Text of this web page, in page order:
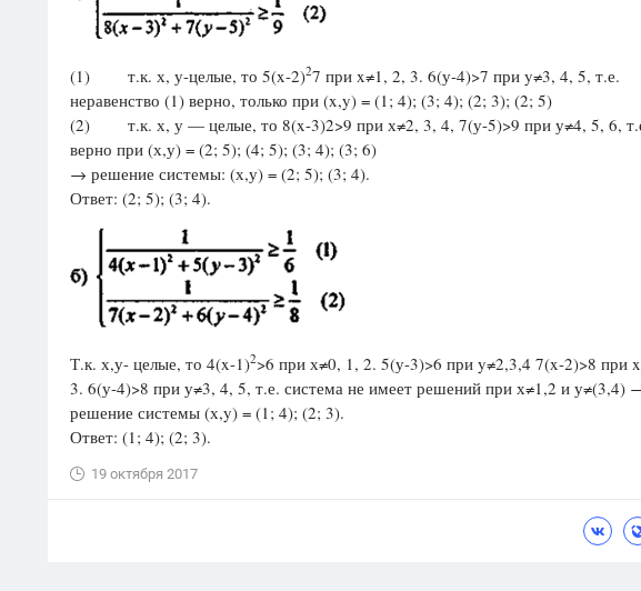
(1) т.к. х, у-целые, то 5(x-2)27 при x≠1, 2, 3. 6(у-4)>7 при y≠3, 4, 5, т.е.
неравенство (1) верно, только при (x,y) = (1; 4); (3; 4); (2; 3); (2; 5)
(2) т.к. х, у — целые, то 8(x-3)2>9 при х≠2, 3, 4, 7(у-5)>9 при у≠4, 5, 6,
верно при (х,у) = (2; 5); (4; 5); (3; 4); (3; 6)
→ решение системы: (х,у) = (2; 5); (3; 4).
Ответ: (2; 5); (3; 4).
Т.к. х,у- целые, то 4(x-1)2>6 при х≠0, 1, 2. 5(у-3)>6 при y≠2,3,4 7(x-2)>8 при
3. 6(у-4)>8 при у≠3, 4, 5, т.е. система не имеет решений при х≠1,2 и у≠(3,4)
решение системы (х,y) = (1; 4); (2; 3).
Ответ: (1; 4); (2; 3).
19 октября 2017